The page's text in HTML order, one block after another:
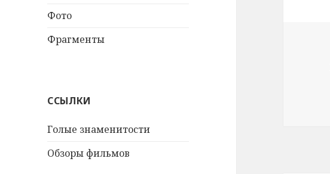
Фото
Фрагменты
ССЫЛКИ
Голые знаменитости
Обзоры фильмов